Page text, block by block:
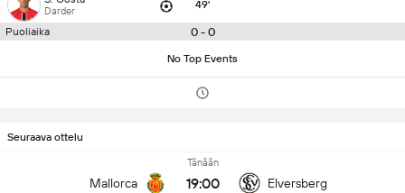
Darder 49'
Puoliaika 0 - 0
No Top Events
Seuraava ottelu
Mallorca
Tänään
19:00 Elversberg